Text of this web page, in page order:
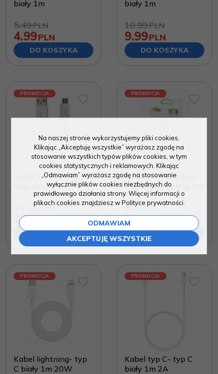
biały 1m
5.49PLN
4.99PLN
DO KOSZYKA
biały 1m
10.99PLN
9.99PLN
DO KOSZYKA
PROMOCJA
Kabel 1A Type-C
16.39PLN
14.90
DO KOSZYKA
PROMOCJA
Kabel 2A micro USB
biały BL90 Callme 1m
8.79PLN
7.99
ZOBACZ
PROMOCJA
Kabel lightning- typ
C biały 1m 20W
PROMOCJA
Kabel typ C- typ C
biały 1m 2A
Na naszej stronie wykorzystujemy pliki cookies.
Klikając „Akceptuję wszystkie” wyrażasz zgodę na
stosowanie wszystkich typów plików cookies, w tym
cookies statystycznych i reklamowych. Klikając
„Odmawiam” wyrażasz zgodę na stosowanie
wyłącznie plików cookies niezbędnych do
prawidłowego działania strony. Więcej informacji o
plikach cookies znajdziesz w Polityce prywatności.
ODMAWIAM
AKCEPTUJĘ WSZYSTKIE